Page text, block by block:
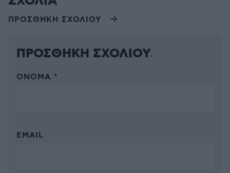
ΠΡΟΣΘΗΚΗ ΣΧΟΛΙΟΥ
ΠΡΟΣΘΗΚΗ ΣΧΟΛΙΟΥ
ΌΝΟΜΑ *
EMAIL